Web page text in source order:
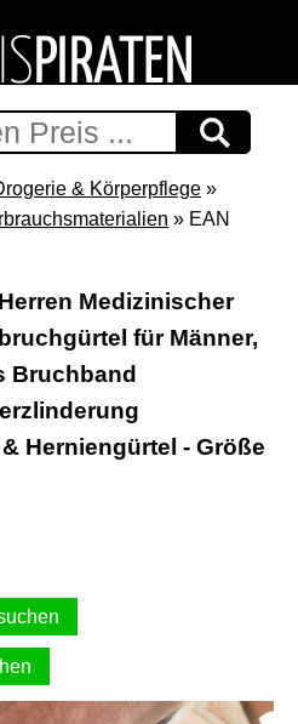
Facebook
& Körperpflege »
» EAN
Medizinischer
für Männer,
Bruchband
Herniengürtel - Größe